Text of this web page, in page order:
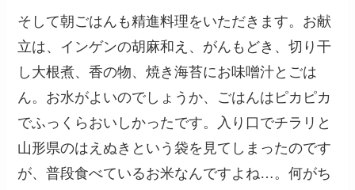
そして朝ごはんも精進料理をいただきます。お献
立は、インゲンの胡麻和え、がんもどき、切り干
し大根煮、香の物、焼き海苔にお味噌汁とごは
ん。お水がよいのでしょうか、ごはんはピカピカ
でふっくらおいしかったです。入り口でチラリと
山形県のはえぬきという袋を見てしまったのです
が、普段食べているお米なんですよね…。何がち